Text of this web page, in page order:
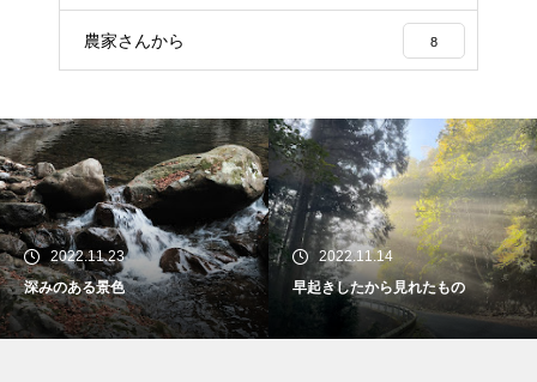
農家さんから 8
2022.11.23
深みのある景色
2022.11.14
早起きしたから見れたもの